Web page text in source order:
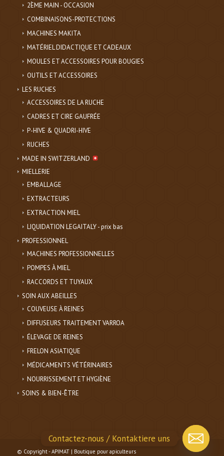
2ÈME MAIN - OCCASION
COMBINAISONS-PROTECTIONS
MACHINES MAKITA
MATÉRIEL DIDACTIQUE ET CADEAUX
MOULES ET ACCESSOIRES POUR BOUGIES
OUTILS ET ACCESSOIRES
LES RUCHES
ACCESSOIRES DE LA RUCHE
CADRES ET CIRE GAUFRÉE
P-HIVE & QUADRI-HIVE
RUCHES
MADE IN SWITZERLAND
MIELLERIE
EMBALLAGE
EXTRACTEURS
EXTRACTION MIEL
LIQUIDATION LEGAITALY - prix bas
PROFESSIONNEL
MACHINES PROFESSIONNELLES
POMPES À MIEL
RACCORDS ET TUYAUX
SOIN AUX ABEILLES
COUVEUSE À REINES
DIFFUSEURS TRAITEMENT VARROA
ÉLEVAGE DE REINES
FRELON ASIATIQUE
MÉDICAMENTS VÉTÉRINAIRES
NOURRISSEMENT ET HYGIÈNE
SOINS & BIEN-ÊTRE
© Copyright - APIMAT | Boutique pour apiculteurs
Contactez-nous / Kontaktiere uns